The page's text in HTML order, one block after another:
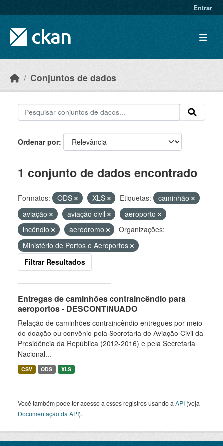
Entrar
Conjuntos de dados
Ordenar por
1 conjunto de dados encontrado
Formatos: ODS XLS Etiquetas:
caminhão
aviação
aviação civil
aeroporto
incêndio
aeródromo
Organizações:
Ministério de Portos e Aeroportos
Filtrar Resultados
Entregas de caminhões contraincêndio para
aeroportos - DESCONTINUADO
Relação de caminhões contraincêndio entregues por meio
de doação ou convênio pela Secretaria de Aviação Civil da
Presidência da República (2012-2016) e pela Secretaria
Nacional...
CSV ODS XLS
Você também pode ter acesso a esses registros usando a API (veja
Documentação da API).